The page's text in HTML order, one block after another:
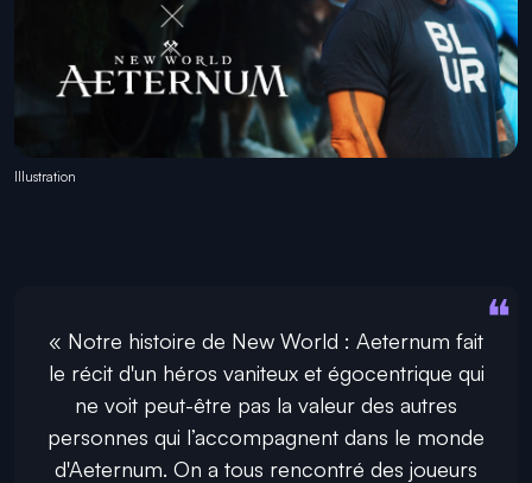
Illustration
« Notre histoire de New World : Aeternum fait
le récit d'un héros vaniteux et égocentrique qui
ne voit peut-être pas la valeur des autres
personnes qui l’accompagnent dans le monde
d'Aeternum. On a tous rencontré des joueurs